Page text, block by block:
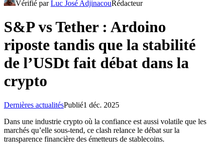
Vérifié parLuc José AdjinacouRédacteur
S&P vs Tether : Ardoino
riposte tandis que la stabilité
de l’USDt fait débat dans la
crypto
Dernières actualitésPublié1 déc. 2025
Dans une industrie crypto où la confiance est aussi volatile que les
marchés qu’elle sous-tend, ce clash relance le débat sur la
transparence financière des émetteurs de stablecoins.